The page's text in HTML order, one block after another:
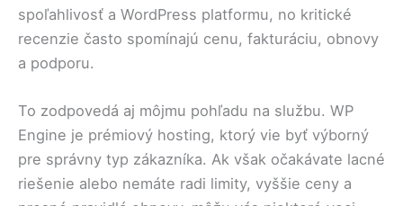
spoľahlivosť a WordPress platformu, no kritické
recenzie často spomínajú cenu, fakturáciu, obnovy
a podporu.
To zodpovedá aj môjmu pohľadu na službu. WP
Engine je prémiový hosting, ktorý vie byť výborný
pre správny typ zákazníka. Ak však očakávate lacné
riešenie alebo nemáte radi limity, vyššie ceny a